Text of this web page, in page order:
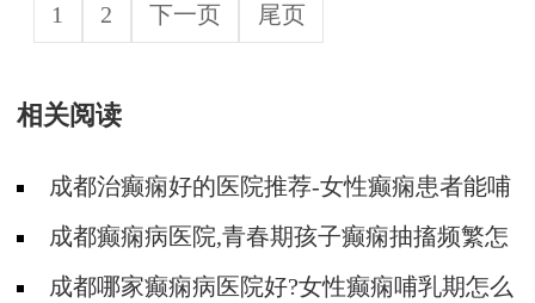
1 2 下一页 尾页
相关阅读
成都治癫痫好的医院推荐-女性癫痫患者能哺
乳吗？成都癫痫病医院,青春期孩子癫痫抽搐频繁怎
么办成都哪家癫痫病医院好?女性癫痫哺乳期怎么